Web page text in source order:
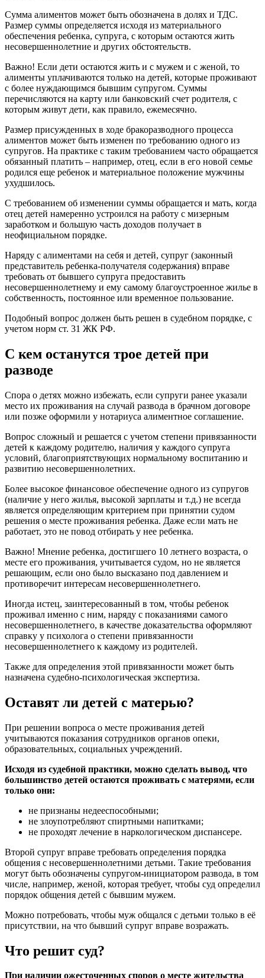
Сумма алиментов может быть обозначена в долях и ТДС.
Размер суммы определяется исходя из материального
обеспечения ребенка, супруга, с которым остаются жить
несовершеннолетние и других обстоятельств.
Важно! Если дети остаются жить и с мужем и с женой, то
алименты уплачиваются только на детей, которые проживают
с более нуждающимся бывшим супругом. Суммы
перечисляются на карту или банковский счет родителя, с
которым живут дети, как правило, ежемесячно.
Размер присужденных в ходе бракоразводного процесса
алиментов может быть изменен по требованию одного из
супругов. На практике с таким требованием часто обращается
обязанный платить – например, отец, если в его новой семье
родился еще ребенок и материальное положение мужчины
ухудшилось.
С требованием об изменении суммы обращается и мать, когда
отец детей намеренно устроился на работу с мизерным
заработком и большую часть доходов получает в
неофициальном порядке.
Наряду с алиментами на себя и детей, супруг (законный
представитель ребенка-получателя содержания) вправе
требовать от бывшего супруга предоставить
несовершеннолетнему и ему самому благоустроенное жилье в
собственность, постоянное или временное пользование.
Подобный вопрос должен быть решен в судебном порядке, с
учетом норм ст. 31 ЖК РФ.
С кем останутся трое детей при
разводе
Спора о детях можно избежать, если супруги ранее указали
место их проживания на случай развода в брачном договоре
или позже оформили у нотариуса алиментное соглашение.
Вопрос сложный и решается с учетом степени привязанности
детей к каждому родителю, наличия у каждого супруга
условий, благоприятствующих нормальному воспитанию и
развитию несовершеннолетних.
Более высокое финансовое обеспечение одного из супругов
(наличие у него жилья, высокой зарплаты и т.д.) не всегда
является определяющим критерием при принятии судом
решения о месте проживания ребенка. Даже если мать не
работает, это не повод отбирать у нее ребенка.
Важно! Мнение ребенка, достигшего 10 летнего возраста, о
месте его проживания, учитывается судом, но не является
решающим, если оно было высказано под давлением и
противоречит интересам несовершеннолетнего.
Иногда истец, заинтересованный в том, чтобы ребенок
проживал именно с ним, наряду с показаниями самого
несовершеннолетнего, в качестве доказательства оформляют
справку у психолога о степени привязанности
несовершеннолетнего к каждому из родителей.
Также для определения этой привязанности может быть
назначена судебно-психологическая экспертиза.
Оставят ли детей с матерью?
При решении вопроса о месте проживания детей
учитываются показания сотрудников органов опеки,
образовательных, социальных учреждений.
Исходя из судебной практики, можно сделать вывод, что
большинство детей остаются проживать с матерями, если
только они:
не признаны недееспособными;
не злоупотребляют спиртными напитками;
не проходят лечение в наркологическом диспансере.
Второй супруг вправе требовать определения порядка
общения с несовершеннолетними детьми. Такие требования
могут быть обозначены супругом-инициатором развода, в том
числе, например, женой, которая требует, чтобы суд определил
порядок общения детей с бывшим мужем.
Можно потребовать, чтобы муж общался с детьми только в её
присутствии, на что бывший супруг вправе возражать.
Что решит суд?
При наличии ожесточенных споров о месте жительства